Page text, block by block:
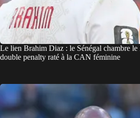
Le lien Brahim Diaz : le Sénégal chambre le
double penalty raté à la CAN féminine